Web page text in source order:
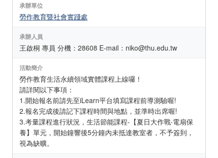
承辦單位
勞作教育暨社會實踐處
承辦人員
王啟桐 專員 分機：28608 E-mail：niko@thu.edu.tw
活動簡介
勞作教育生活永續領域實體課程上線囉！
請詳閱以下事項：
1.開始報名前請先至iLearn平台填寫課程前導測驗喔!
2.報名完成後請記下課程時間與地點，並準時出席喔!
3.考量課程進行狀況，生活節能課程-【夏日大作戰‧電扇保
養】單元，開始鐘響後5分鐘內未抵達教室者，不予簽到，
視為缺曠。